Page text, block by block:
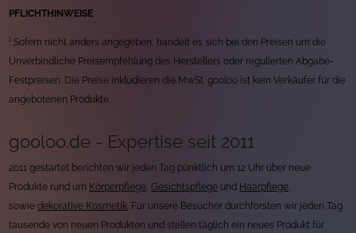
PFLICHTHINWEISE
¹ Sofern nicht anders angegeben, handelt es sich bei den Preisen um die
Unverbindliche Preisempfehlung des Herstellers oder regulierten Abgabe-
Festpreisen. Die Preise inkludieren die MwSt. gooloo ist kein Verkäufer für die
angebotenen Produkte.
gooloo.de - Expertise seit 2011
2011 gestartet berichten wir jeden Tag pünktlich um 12 Uhr über neue
Produkte rund um Körperpflege,Gesichtspflege und Haarpflege,
sowiedekorative Kosmetik. Für unsere Besucher durchforsten wir jeden Tag
tausende von neuen Produkten und stellen täglich ein neues Produkt für